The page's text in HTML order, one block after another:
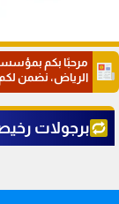
مرحبًا بكم
الرياض، نضمن
برجولات